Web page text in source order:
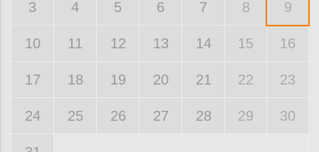
3 4 5 6 7 8 9
10 11 12 13 14 15 16
17 18 19 20 21 22 23
24 25 26 27 28 29 30